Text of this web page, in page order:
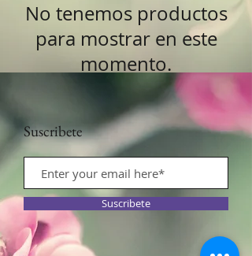
No tenemos productos
para mostrar en este
momento.
Suscribete
Suscribete